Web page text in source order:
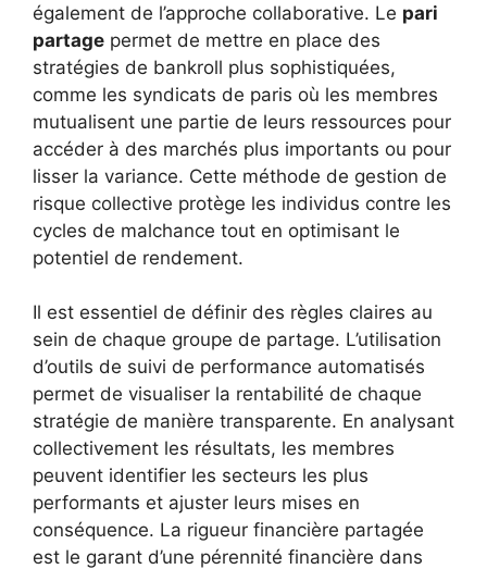
également de l’approche collaborative. Le pari
partage permet de mettre en place des
stratégies de bankroll plus sophistiquées,
comme les syndicats de paris où les membres
mutualisent une partie de leurs ressources pour
accéder à des marchés plus importants ou pour
lisser la variance. Cette méthode de gestion de
risque collective protège les individus contre les
cycles de malchance tout en optimisant le
potentiel de rendement.
Il est essentiel de définir des règles claires au
sein de chaque groupe de partage. L’utilisation
d’outils de suivi de performance automatisés
permet de visualiser la rentabilité de chaque
stratégie de manière transparente. En analysant
collectivement les résultats, les membres
peuvent identifier les secteurs les plus
performants et ajuster leurs mises en
conséquence. La rigueur financière partagée
est le garant d’une pérennité financière dans